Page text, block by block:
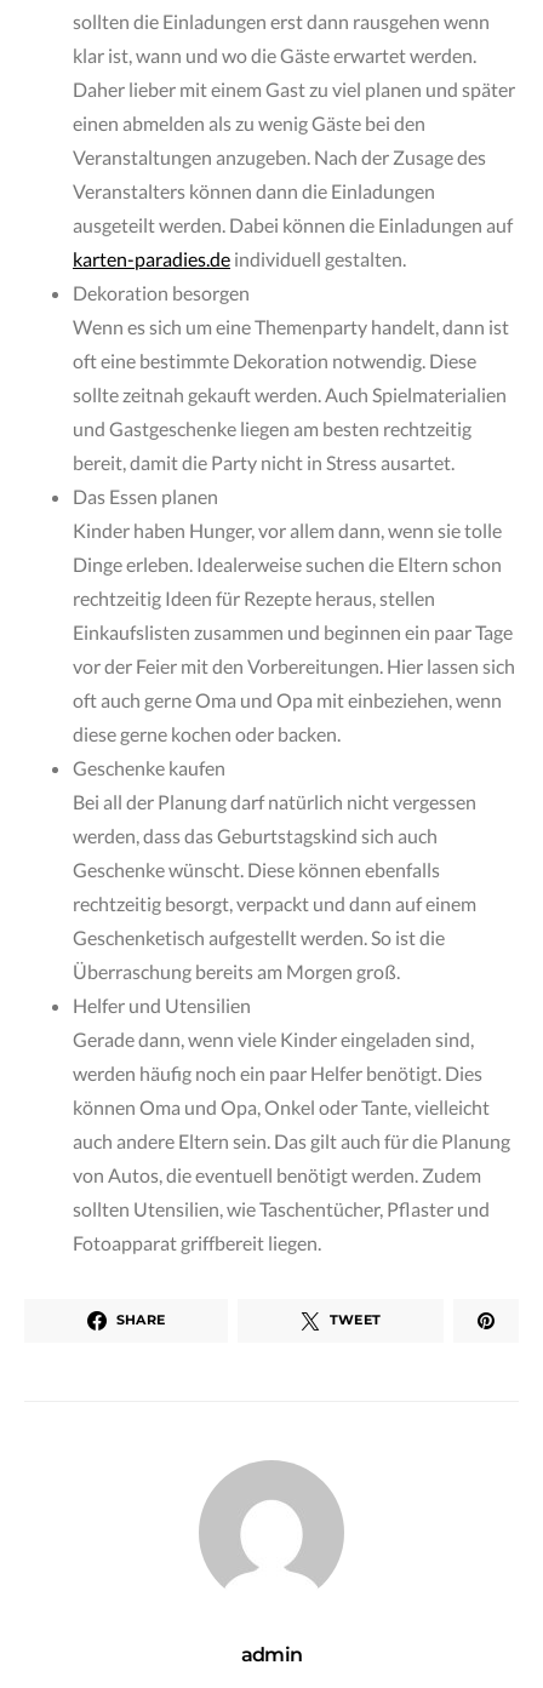
sollten die Einladungen erst dann rausgehen wenn
klar ist, wann und wo die Gäste erwartet werden.
Daher lieber mit einem Gast zu viel planen und später
einen abmelden als zu wenig Gäste bei den
Veranstaltungen anzugeben. Nach der Zusage des
Veranstalters können dann die Einladungen
ausgeteilt werden. Dabei können die Einladungen auf
karten-paradies.de individuell gestalten.
Dekoration besorgen
Wenn es sich um eine Themenparty handelt, dann ist
oft eine bestimmte Dekoration notwendig. Diese
sollte zeitnah gekauft werden. Auch Spielmaterialien
und Gastgeschenke liegen am besten rechtzeitig
bereit, damit die Party nicht in Stress ausartet.
Das Essen planen
Kinder haben Hunger, vor allem dann, wenn sie tolle
Dinge erleben. Idealerweise suchen die Eltern schon
rechtzeitig Ideen für Rezepte heraus, stellen
Einkaufslisten zusammen und beginnen ein paar Tage
vor der Feier mit den Vorbereitungen. Hier lassen sich
oft auch gerne Oma und Opa mit einbeziehen, wenn
diese gerne kochen oder backen.
Geschenke kaufen
Bei all der Planung darf natürlich nicht vergessen
werden, dass das Geburtstagskind sich auch
Geschenke wünscht. Diese können ebenfalls
rechtzeitig besorgt, verpackt und dann auf einem
Geschenketisch aufgestellt werden. So ist die
Überraschung bereits am Morgen groß.
Helfer und Utensilien
Gerade dann, wenn viele Kinder eingeladen sind,
werden häufig noch ein paar Helfer benötigt. Dies
können Oma und Opa, Onkel oder Tante, vielleicht
auch andere Eltern sein. Das gilt auch für die Planung
von Autos, die eventuell benötigt werden. Zudem
sollten Utensilien, wie Taschentücher, Pflaster und
Fotoapparat griffbereit liegen.
SHARE TWEET
admin